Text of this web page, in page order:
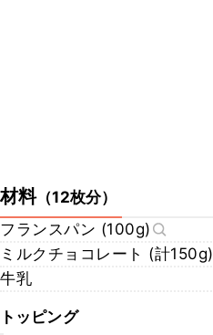
材料（12枚分）
フランスパン (100g)
ミルクチョコレート (計150g)
牛乳
トッピング